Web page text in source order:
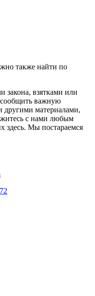
также найти по
закона, взятками или
сообщить важную
другими материалами,
с нами любым
здесь. Мы постараемся